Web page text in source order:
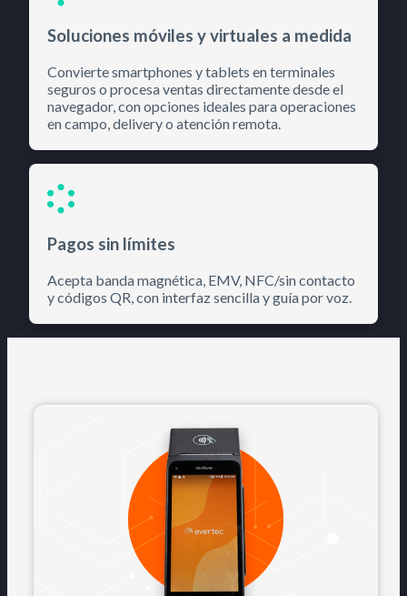
Soluciones móviles y virtuales a medida
Convierte smartphones y tablets en terminales
seguros o procesa ventas directamente desde el
navegador, con opciones ideales para operaciones
en campo, delivery o atención remota.
Pagos sin límites
Acepta banda magnética, EMV, NFC/sin contacto
y códigos QR, con interfaz sencilla y guía por voz.